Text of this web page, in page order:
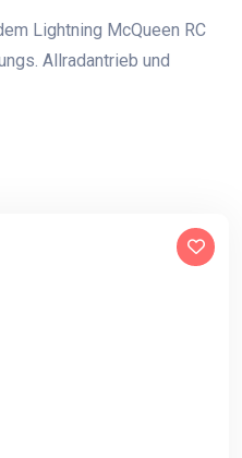
Lightning McQueen RC
Allradantrieb und